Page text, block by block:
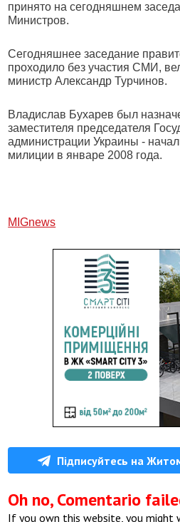
принято на сегодняшнем
Министров.
Сегодняшнее заседание
проходило без участия СМИ,
министр Александр Турчинов.
Владислав Бухарев был
заместителя председателя
администрации Украины -
милиции в январе 2008 года.
МIGnews
Підписуйтесь на
Oh no, Comentario
If you own this website, you